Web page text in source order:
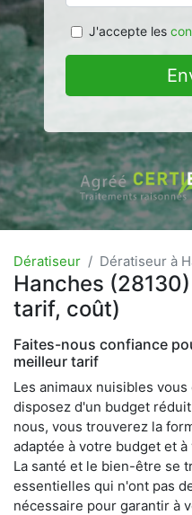
J'accepte les
Dératiseur Dératiseur à
Hanches
tarif, coût)
Faites-nous confiance
meilleur tarif
Les animaux nuisibles
disposez d'un budget
nous, vous trouverez la
adaptée à votre budget et à
La santé et le bien-être se
essentielles qui n'ont pas
nécessaire pour garantir à